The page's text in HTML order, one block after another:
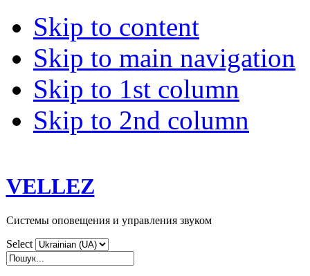
Skip to content
Skip to main navigation
Skip to 1st column
Skip to 2nd column
VELLEZ
Системы оповещения и управления звуком
Select